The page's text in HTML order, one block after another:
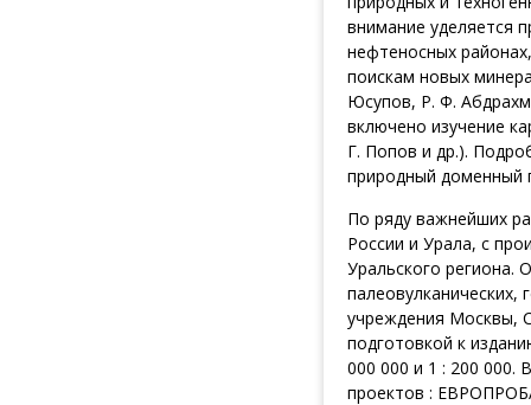
внимание уделяется
нефтеносных
поискам новых
Юсупов, Р. Ф.
включено изучение
Г. Попов и др.).
природный доменный
По ряду важнейших
России и Урала, с
Уральского региона.
палеовулканических,
учреждения Москвы,
подготовкой к
000 000 и 1 : 200 000.
проектов :